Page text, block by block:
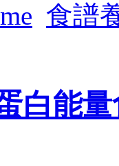
食譜
白能